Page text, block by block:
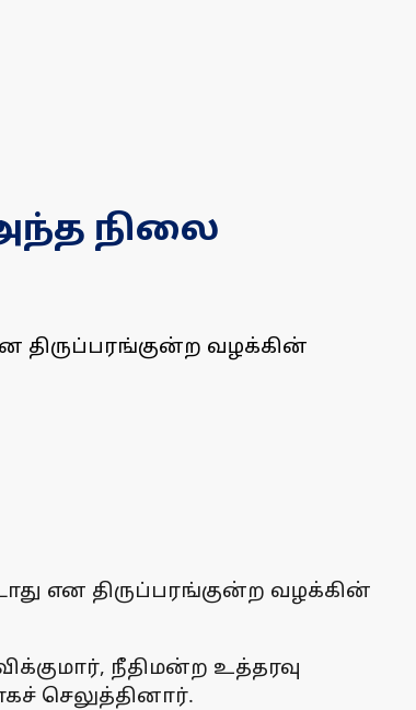
நிலை
திருப்பரங்குன்ற வழக்கின்
என திருப்பரங்குன்ற வழக்கின்
நீதிமன்ற உத்தரவு
செலுத்தினார்.